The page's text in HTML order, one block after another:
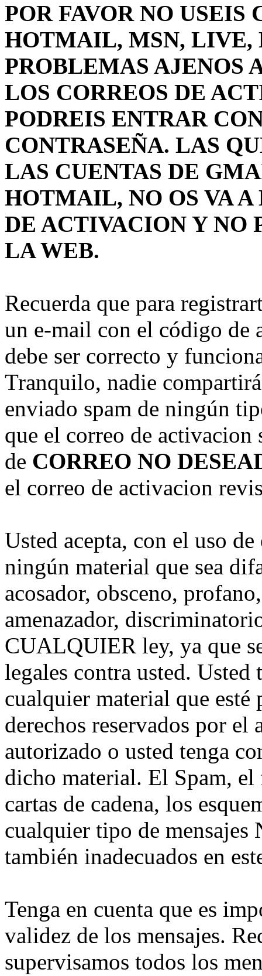
POR FAVOR NO USEIS
HOTMAIL, MSN, LIVE,
PROBLEMAS AJENOS
LOS CORREOS DE
PODREIS ENTRAR
CONTRASEÑA. LAS
LAS CUENTAS DE
HOTMAIL, NO OS VA
DE ACTIVACION Y NO
LA WEB.
Recuerda que para
un e-mail con el código de
debe ser correcto y
Tranquilo, nadie
enviado spam de ningún
que el correo de activacion
de CORREO NO
el correo de activacion
Usted acepta, con el uso
ningún material que sea
acosador, obsceno,
amenazador,
CUALQUIER ley, ya que
legales contra usted.
cualquier material que
derechos reservados por el
autorizado o usted tenga
dicho material. El Spam,
cartas de cadena, los
cualquier tipo de
también inadecuados en
Tenga en cuenta que es
validez de los mensajes.
supervisamos todos los